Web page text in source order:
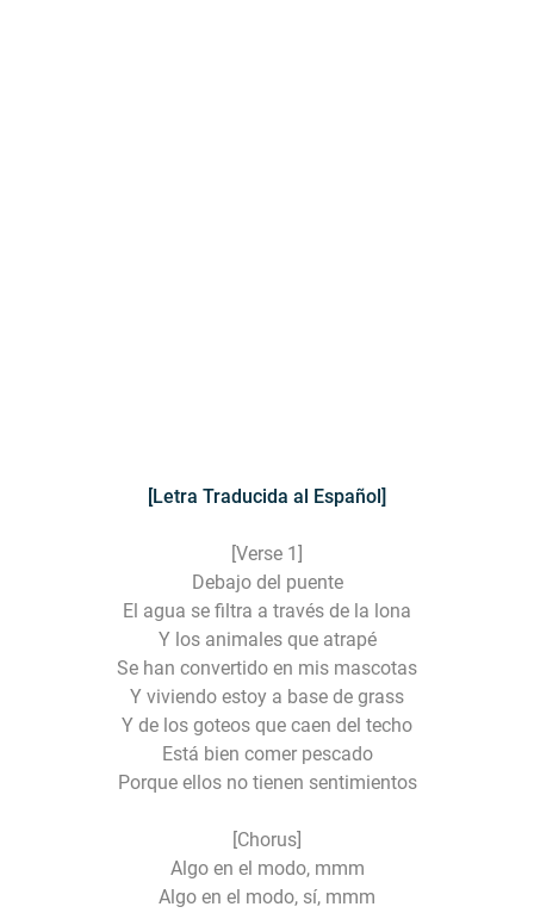
[Letra Traducida al Español]
[Verse 1]
Debajo del puente
El agua se filtra a través de la lona
Y los animales que atrapé
Se han convertido en mis mascotas
Y viviendo estoy a base de grass
Y de los goteos que caen del techo
Está bien comer pescado
Porque ellos no tienen sentimientos
[Chorus]
Algo en el modo, mmm
Algo en el modo, sí, mmm